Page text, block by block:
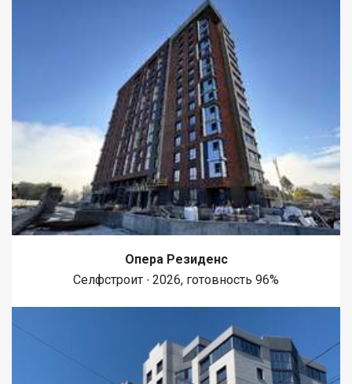
Опера Резиденс
Селфстроит ∙ 2026, готовность 96%